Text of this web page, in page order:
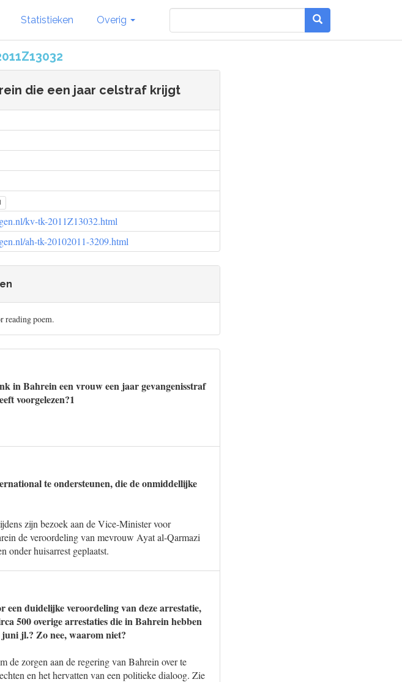
Statistieken Overig
die een jaar celstraf krijgt
kv-tk-2011Z13032.html
ah-tk-20102011-3209.html
reading poem.
in Bahrein een vrouw een jaar gevangenisstraf
voorgelezen?1
te ondersteunen, die de onmiddellijke
zijn bezoek aan de Vice-Minister voor
de veroordeling van mevrouw Ayat al-Qarmazi
onder huisarrest geplaatst.
een duidelijke veroordeling van deze arrestatie,
500 overige arrestaties die in Bahrein hebben
jl.? Zo nee, waarom niet?
de zorgen aan de regering van Bahrein over te
en het hervatten van een politieke dialoog. Zie